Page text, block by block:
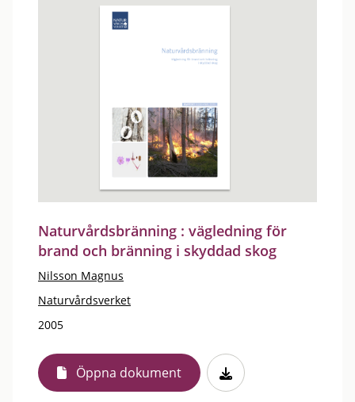
Naturvårdsbränning : vägledning för
brand och bränning i skyddad skog
Nilsson Magnus
Naturvårdsverket
2005
Öppna dokument